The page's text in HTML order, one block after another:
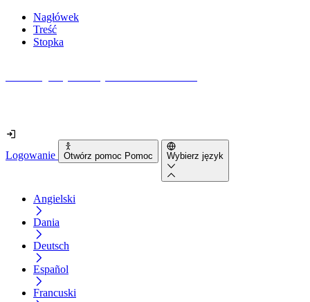
Nagłówek
Treść
Stopka
Logowanie Otwórz pomoc Pomoc Wybierz język
Angielski
Dania
Deutsch
Español
Francuski